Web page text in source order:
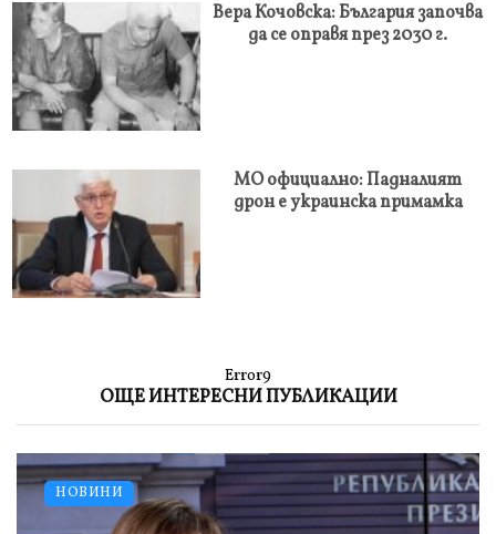
Вера Кочовска: България започва
да се оправя през 2030 г.
МО официално: Падналият
дрон е украинска примамка
Error9
ОЩЕ ИНТЕРЕСНИ ПУБЛИКАЦИИ
НОВИНИ